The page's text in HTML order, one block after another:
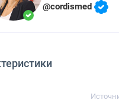
@cordismed